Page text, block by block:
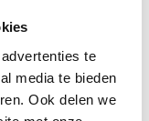
te
media te bieden
Ook delen we
57MM
incl. BTW